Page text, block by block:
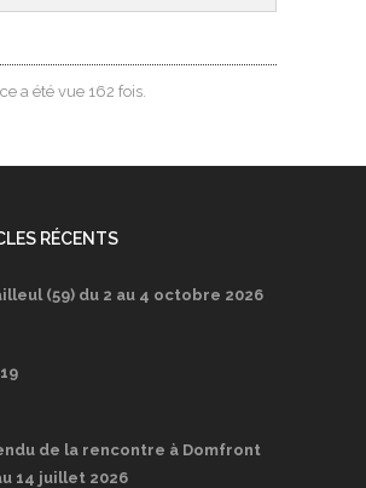
a été vue 162 fois.
RÉCENTS
(59) du 2 au 4 octobre 2026
de la rencontre à Domfront
14 juillet 2026